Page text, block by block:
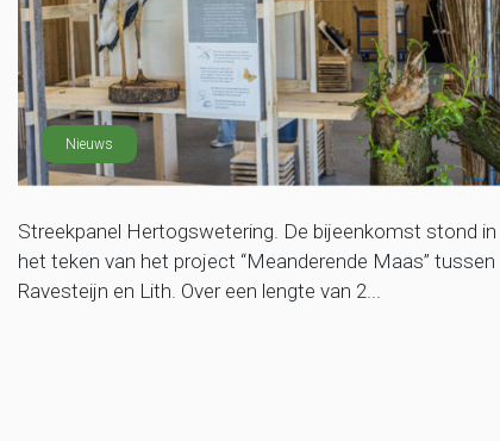
Nieuws
Streekpanel Hertogswetering. De bijeenkomst stond in
het teken van het project “Meanderende Maas” tussen
Ravesteijn en Lith. Over een lengte van 2...